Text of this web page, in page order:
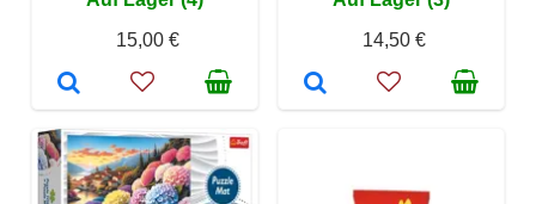
15,00 €
14,50 €